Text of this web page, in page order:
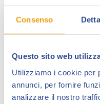
Consenso
Questo sito web
Utilizziamo i cookie per
annunci, per fornire
analizzare il nostro